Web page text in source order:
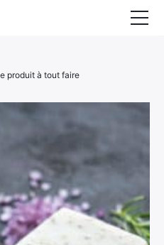
produit à tout faire